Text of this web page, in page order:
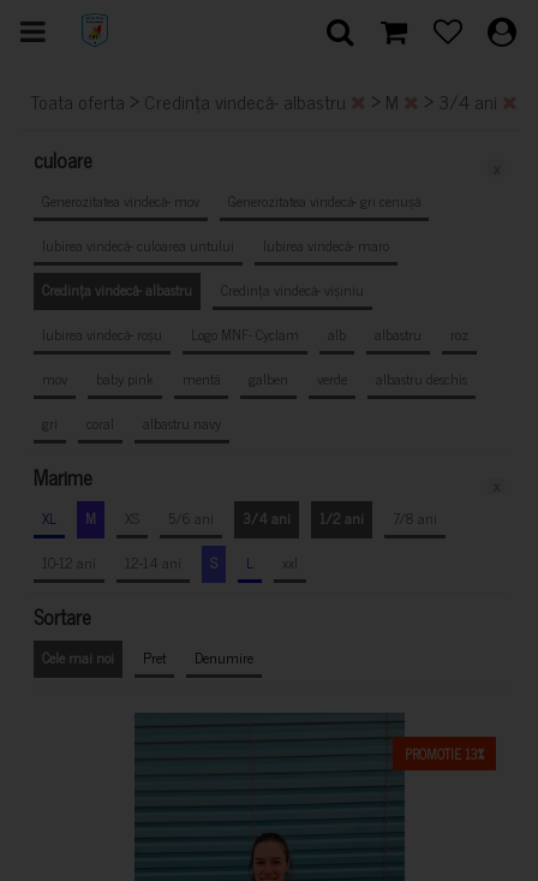
Toata oferta > Credința vindecă- albastru > M > 3/4 ani
culoare
Generozitatea vindecă- mov
Generozitatea vindecă- gri cenușă
Iubirea vindecă- culoarea untului
Iubirea vindecă- maro
Credința vindecă- albastru
Credința vindecă- vișiniu
Iubirea vindecă- roșu
Logo MNF- Cyclam alb albastru
roz
mov
baby pink mentă galben verde
albastru deschis
gri
coral albastru navy
Marime
XL M XS 5/6 ani 3/4 ani 1/2 ani
7/8 ani
10-12 ani
12-14 ani S L xxl
Sortare
Cele mai noi Pret Denumire
PROMOTIE 13%